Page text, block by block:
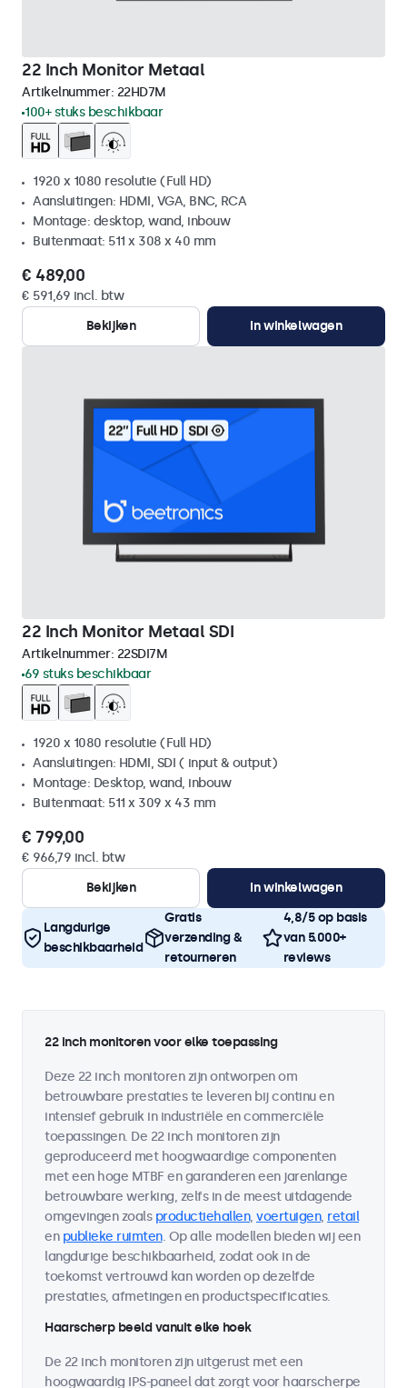
22 Inch Monitor Metaal
Artikelnummer: 22HD7M
100+ stuks beschikbaar
1920 x 1080 resolutie (Full HD)
Aansluitingen: HDMI, VGA, BNC, RCA
Montage: desktop, wand, inbouw
Buitenmaat: 511 x 308 x 40 mm
€ 489,00
€ 591,69 incl. btw
Bekijken
In winkelwagen
22 Inch Monitor Metaal SDI
Artikelnummer: 22SDI7M
69 stuks beschikbaar
1920 x 1080 resolutie (Full HD)
Aansluitingen: HDMI, SDI ( input & output)
Montage: Desktop, wand, inbouw
Buitenmaat: 511 x 309 x 43 mm
€ 799,00
€ 966,79 incl. btw
Bekijken
In winkelwagen
Langdurige
beschikbaarheid
Gratis
verzending &
retourneren
4,8/5 op basis
van 5.000+
reviews
22 inch monitoren voor elke toepassing
Deze 22 inch monitoren zijn ontworpen om
betrouwbare prestaties te leveren bij continu en
intensief gebruik in industriële en commerciële
toepassingen. De 22 inch monitoren zijn
geproduceerd met hoogwaardige componenten
met een hoge MTBF en garanderen een jarenlange
betrouwbare werking, zelfs in de meest uitdagende
omgevingen zoals productiehallen, voertuigen, retail
en publieke ruimten. Op alle modellen bieden wij een
langdurige beschikbaarheid, zodat ook in de
toekomst vertrouwd kan worden op dezelfde
prestaties, afmetingen en productspecificaties.
Haarscherp beeld vanuit elke hoek
De 22 inch monitoren zijn uitgerust met een
hoogwaardig IPS-paneel dat zorgt voor haarscherpe